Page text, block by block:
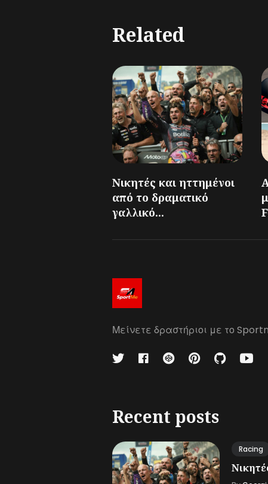
Related
Νικητές και ηττημένοι
από το δραματικό
γαλλικό...
Μείνετε δραστήριοι με το
Recent posts
Racing